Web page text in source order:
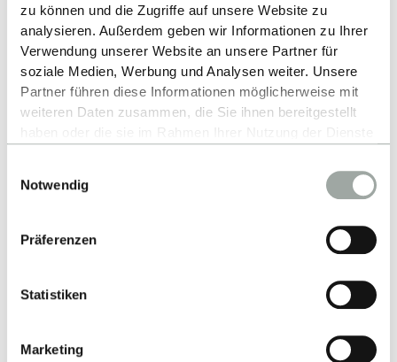
zu können und die Zugriffe auf unsere Website zu
analysieren. Außerdem geben wir Informationen zu Ihrer
Verwendung unserer Website an unsere Partner für
soziale Medien, Werbung und Analysen weiter. Unsere
Partner führen diese Informationen möglicherweise mit
weiteren Daten zusammen, die Sie ihnen bereitgestellt
Alles zum Thema Cookies und personenbezogene
Datenverarbeitung entnehmen Sie unserer
Notwendig
Präferenzen
Statistiken
Marketing
International Business (IB) - BSc
BACK TO LIST